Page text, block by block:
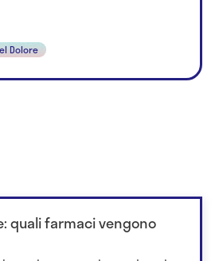
Dolore
quali farmaci vengono